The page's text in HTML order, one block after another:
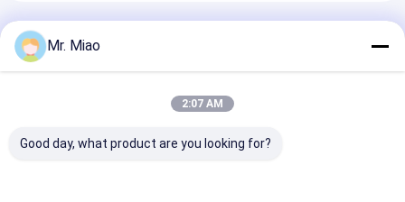
अनुशंसित उत्पाद
Mr. Miao
2:07 AM
Good day, what product are you looking for?